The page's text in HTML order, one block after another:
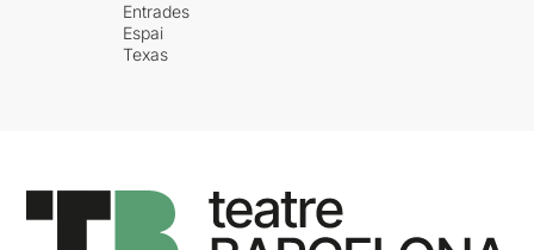
Entrades
Espai
Texas